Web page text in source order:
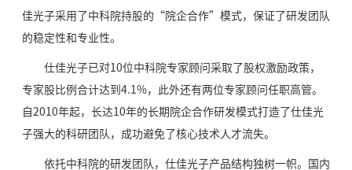
佳光子采用了中科院持股的“院企合作”模式，保证了研发团队
的稳定性和专业性。
仕佳光子已对10位中科院专家顾问采取了股权激励政策，
专家股比例合计达到4.1%，此外还有两位专家顾问任职高管。
自2010年起，长达10年的长期院企合作研发模式打造了仕佳光
子强大的科研团队，成功避免了核心技术人才流失。
依托中科院的研发团队，仕佳光子产品结构独树一帜。国内